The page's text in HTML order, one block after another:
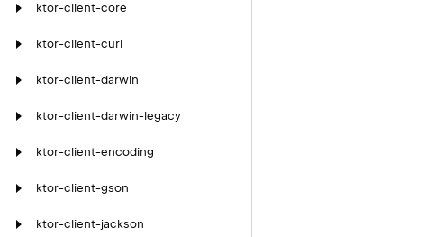
ktor-client-core
ktor-client-curl
ktor-client-darwin
ktor-client-darwin-legacy
ktor-client-encoding
ktor-client-gson
ktor-client-jackson